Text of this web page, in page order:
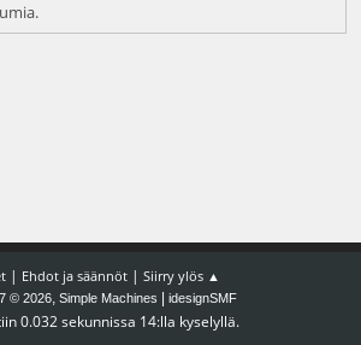
| Ehdot ja säännöt| Siirry ylös ▲
© 2026, Simple Machines idesignSMF
0.032 sekunnissa 14:lla kyselyllä.